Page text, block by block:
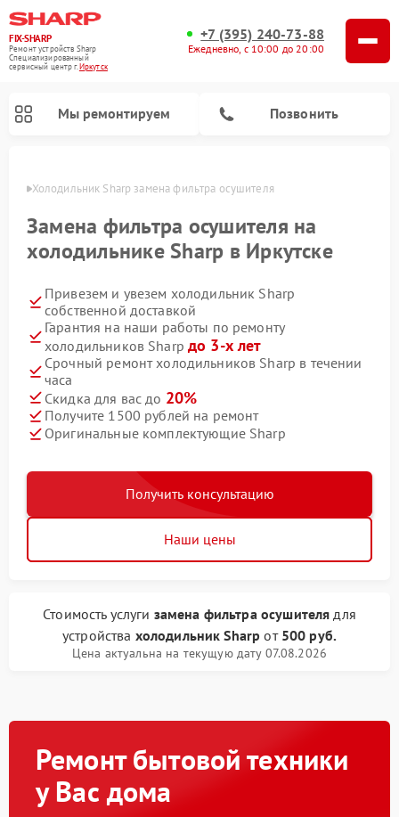
FIX-SHARP
Ремонт устройств Sharp
Специализированный
cервисный центр г.Иркутск
+7 (395) 240-73-88
Ежедневно, с 10:00 до 20:00
Мы ремонтируем Позвонить
Холодильник Sharp замена фильтра осушителя
Замена фильтра осушителя на
холодильнике Sharp в Иркутске
Привезем и увезем холодильник Sharp
собственной доставкой
Гарантия на наши работы по ремонту
холодильников Sharpдо 3-х лет
Срочный ремонт холодильников Sharp в течении
часа
Скидка для вас до 20%
Получите 1500 рублей на ремонт
Оригинальные комплектующие Sharp
Получить консультацию
Наши цены
Стоимость услуги замена фильтра осушителя для
устройства холодильник Sharp от 500 руб.
Цена актуальна на текущую дату 07.08.2026
Ремонт бытовой техники
у Вас дома